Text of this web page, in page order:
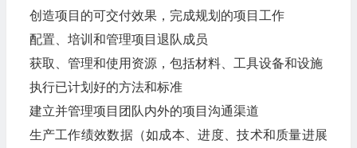
创造项目的可交付效果，完成规划的项目工作
配置、培训和管理项目退队成员
获取、管理和使用资源，包括材料、工具设备和设施
执行已计划好的方法和标准
建立并管理项目团队内外的项目沟通渠道
生产工作绩效数据（如成本、进度、技术和质量进展